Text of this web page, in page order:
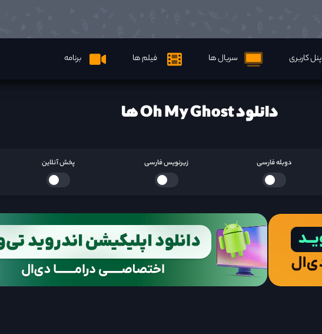
پنل کاربری سریال ها فیلم ها برنامه
دانلود Oh My Ghost ها
دوبله فارسی زیرنویس فارسی پخش آنلاین